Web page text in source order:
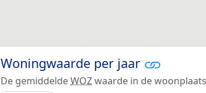
Woningwaarde per jaar
De gemiddeldeWOZwaarde in de